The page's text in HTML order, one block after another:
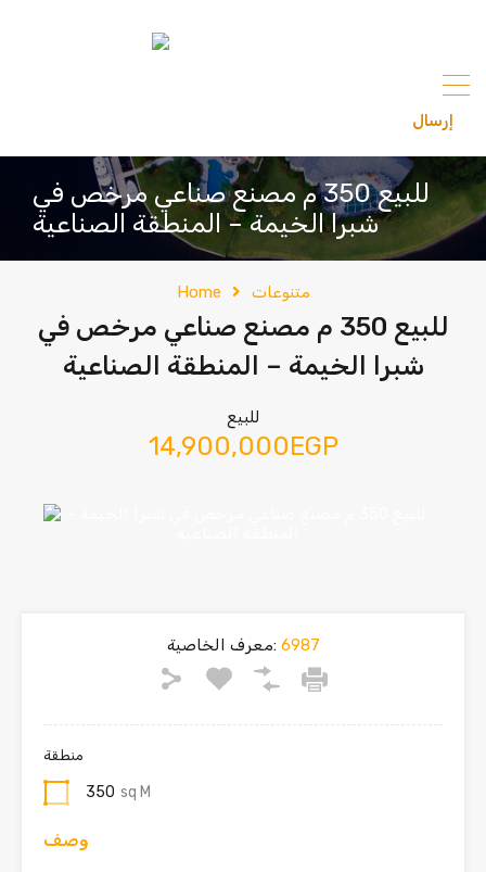
إرسال
للبيع 350 م مصنع صناعي مرخص في
شبرا الخيمة – المنطقة الصناعية
Home متنوعات
للبيع 350 م مصنع صناعي مرخص في
شبرا الخيمة – المنطقة الصناعية
للبيع
14,900,000EGP
معرف الخاصية:6987
منطقة
350 sq M
وصف